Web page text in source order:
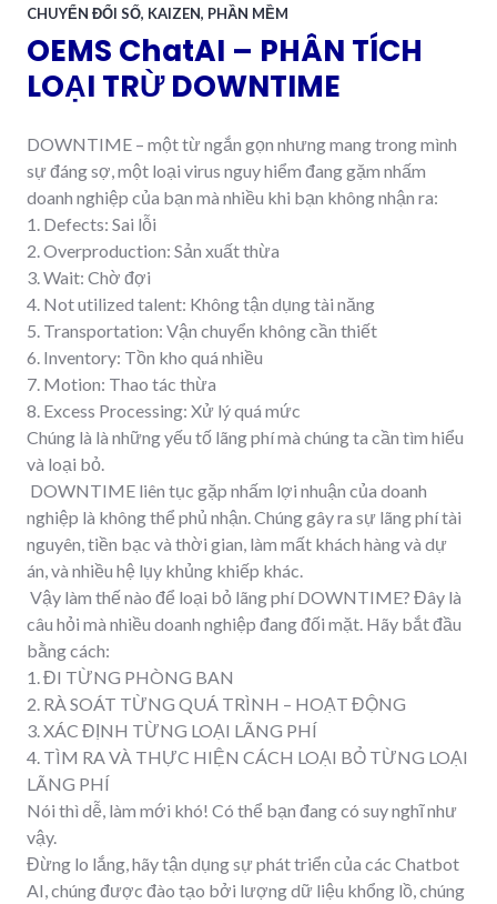
CHUYỂN ĐỔI SỐ, KAIZEN, PHẦN MỀM
OEMS ChatAI – PHÂN TÍCH
LOẠI TRỪ DOWNTIME
DOWNTIME – một từ ngắn gọn nhưng mang trong mình
sự đáng sợ, một loại virus nguy hiểm đang gặm nhấm
doanh nghiệp của bạn mà nhiều khi bạn không nhận ra:
1. Defects: Sai lỗi
2. Overproduction: Sản xuất thừa
3. Wait: Chờ đợi
4. Not utilized talent: Không tận dụng tài năng
5. Transportation: Vận chuyển không cần thiết
6. Inventory: Tồn kho quá nhiều
7. Motion: Thao tác thừa
8. Excess Processing: Xử lý quá mức
Chúng là là những yếu tố lãng phí mà chúng ta cần tìm hiểu
và loại bỏ.
DOWNTIME liên tục gặp nhấm lợi nhuận của doanh
nghiệp là không thể phủ nhận. Chúng gây ra sự lãng phí tài
nguyên, tiền bạc và thời gian, làm mất khách hàng và dự
án, và nhiều hệ lụy khủng khiếp khác.
Vậy làm thế nào để loại bỏ lãng phí DOWNTIME? Đây là
câu hỏi mà nhiều doanh nghiệp đang đối mặt. Hãy bắt đầu
bằng cách:
1. ĐI TỪNG PHÒNG BAN
2. RÀ SOÁT TỪNG QUÁ TRÌNH – HOẠT ĐỘNG
3. XÁC ĐỊNH TỪNG LOẠI LÃNG PHÍ
4. TÌM RA VÀ THỰC HIỆN CÁCH LOẠI BỎ TỪNG LOẠI
LÃNG PHÍ
Nói thì dễ, làm mới khó! Có thể bạn đang có suy nghĩ như
vậy.
Đừng lo lắng, hãy tận dụng sự phát triển của các Chatbot
AI, chúng được đào tạo bởi lượng dữ liệu khổng lồ, chúng